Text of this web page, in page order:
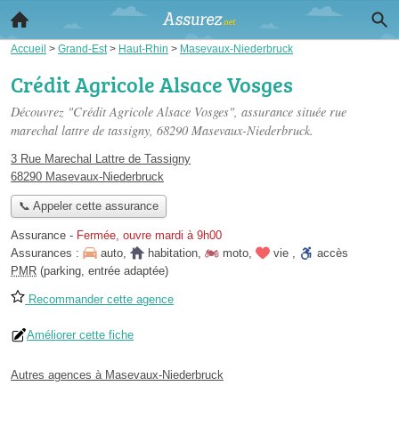
Accueil > Grand-Est > Haut-Rhin > Masevaux-Niederbruck
Crédit Agricole Alsace Vosges
Découvrez "Crédit Agricole Alsace Vosges", assurance située rue
marechal lattre de tassigny, 68290 Masevaux-Niederbruck.
3 Rue Marechal Lattre de Tassigny
68290 Masevaux-Niederbruck
📞 Appeler cette assurance
Assurance - Fermée, ouvre mardi à 9h00
Assurances :
auto, habitation, moto, vie ,
accès
PMR (parking, entrée adaptée)
Recommander cette agence
Améliorer cette fiche
Autres agences à Masevaux-Niederbruck